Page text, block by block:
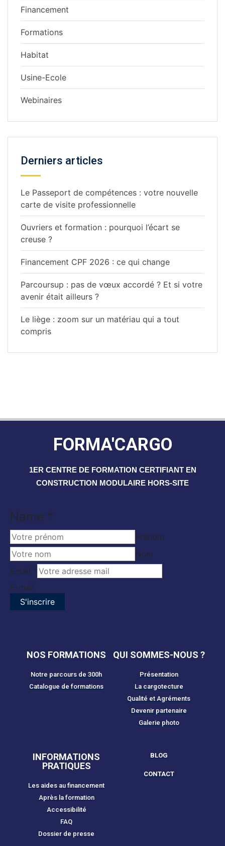
Financement
Formations
Habitat
Usine-Ecole
Webinaires
Derniers articles
Le Passeport de compétences : votre nouvelle
carte de visite professionnelle
Ouvriers et formation : pourquoi l’écart se
creuse ?
Financement CPF 2026 : ce qui change
Parcoursup : pas de vœux accordé ? Et si votre
avenir était ailleurs ?
Le liège : zoom sur un matériau qui a tout
compris
FORMA'CARGO
1ER CENTRE DE FORMATION CERTIFIANT EN
CONSTRUCTION MODULAIRE HORS-SITE
Name
Name *
Prénom
Nom
Email *
E-mail
S'inscrire
NOS FORMATIONS
Notre parcours de 300h
Catalogue de formations
QUI SOMMES-NOUS ?
Présentation
La cargotecture
Qualité et Agréments
Devenir partenaire
Galerie photo
INFORMATIONS
PRATIQUES
Les aides au financement
Après la formation
Accessibilité
FAQ
Dossier de presse
BLOG
CONTACT